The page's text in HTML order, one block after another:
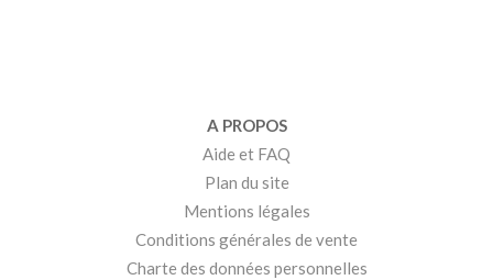
A PROPOS
Aide et FAQ
Plan du site
Mentions légales
Conditions générales de vente
Charte des données personnelles